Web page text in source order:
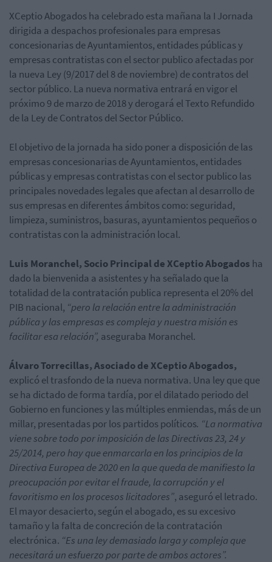
XCeptio Abogados ha celebrado esta mañana la I Jornada
dirigida a despachos profesionales para empresas
concesionarias de Ayuntamientos, entidades públicas y
empresas contratistas con el sector publico afectadas por
la nueva Ley (9/2017 del 8 de noviembre) de contratos del
sector público. La nueva normativa entrará en vigor el
próximo 9 de marzo de 2018 y derogará el Texto Refundido
de la Ley de Contratos del Sector Público.
El objetivo de la jornada ha sido poner a disposición de las
empresas concesionarias de Ayuntamientos, entidades
públicas y empresas contratistas con el sector publico las
principales novedades legales que afectan al desarrollo de
sus empresas en diferentes ámbitos como: seguridad,
limpieza, suministros, basuras, ayuntamientos pequeños o
contratistas con la administración local.
Luis Moranchel, Socio Principal de XCeptio Abogados ha
dado la bienvenida a asistentes y ha señalado que la
totalidad de la contratación publica representa el 20% del
PIB nacional, “pero la relación entre la administración
pública y las empresas es compleja y nuestra misión es
facilitar esa relación”, aseguraba Moranchel.
Álvaro Torrecillas, Asociado de XCeptio Abogados,
explicó el trasfondo de la nueva normativa. Una ley que que
se ha dictado de forma tardía, por el dilatado periodo del
Gobierno en funciones y las múltiples enmiendas, más de un
millar, presentadas por los partidos políticos. “La normativa
viene sobre todo por imposición de las Directivas 23, 24 y
25/2014, pero hay que enmarcarla en los principios de la
Directiva Europea de 2020 en la que queda de manifiesto la
preocupación por evitar el fraude, la corrupción y el
favoritismo en los procesos licitadores”, aseguró el letrado.
El mayor desacierto, según el abogado, es su excesivo
tamaño y la falta de concreción de la contratación
electrónica. “Es una ley demasiado larga y compleja que
necesitará un esfuerzo por parte de ambos actores”.